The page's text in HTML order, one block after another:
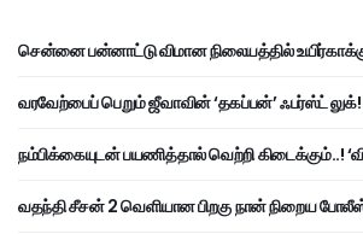
சென்னை பன்னாட்டு விமான நிலையத்தில்
வரவேற்பைப் பெறும் ஜீவாவின் ‘தகப்பன்’ ஃபர்ஸ்ட் லுக்!
நம்பிக்கையுடன் பயணித்தால் வெற்றி கிடைக்கும்..!
வதந்தி சீசன் 2 வெளியான பிறகு நான் நிறைய போலீஸ்